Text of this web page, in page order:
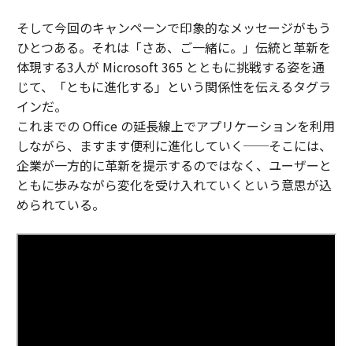
そして今回のキャンペーンで印象的なメッセージがもう
ひとつある。それは「さあ、ご一緒に。」伝統と革新を
体現する3人が Microsoft 365 とともに挑戦する姿を通
じて、「ともに進化する」という関係性を伝えるタグラ
インだ。
これまでの Office の延長線上でアプリケーションを利用
しながら、ますます便利に進化していく──そこには、
企業が一方的に革新を提示するのではなく、ユーザーと
ともに歩みながら変化を受け入れていくという意思が込
められている。